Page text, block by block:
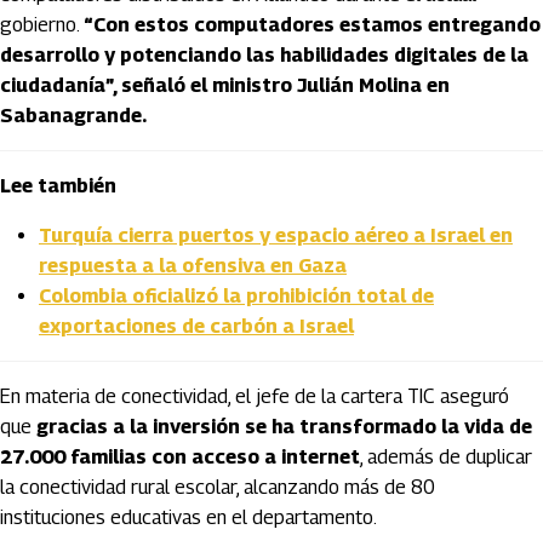
gobierno. “Con estos computadores estamos entregando
desarrollo y potenciando las habilidades digitales de la
ciudadanía”, señaló el ministro Julián Molina en
Sabanagrande.
Lee también
Turquía cierra puertos y espacio aéreo a Israel en
respuesta a la ofensiva en Gaza
Colombia oficializó la prohibición total de
exportaciones de carbón a Israel
En materia de conectividad, el jefe de la cartera TIC aseguró
que gracias a la inversión se ha transformado la vida de
27.000 familias con acceso a internet, además de duplicar
la conectividad rural escolar, alcanzando más de 80
instituciones educativas en el departamento.